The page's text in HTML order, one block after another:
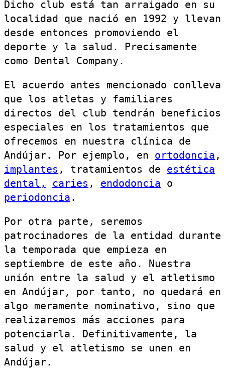
Dicho club está tan arraigado en su
localidad que nació en 1992 y llevan
desde entonces promoviendo el
deporte y la salud. Precisamente
como Dental Company.
El acuerdo antes mencionado conlleva
que los atletas y familiares
directos del club tendrán beneficios
especiales en los tratamientos que
ofrecemos en nuestra clínica de
Andújar. Por ejemplo, en ortodoncia ,
implantes , tratamientos de estética
dental,
caries , endodoncia o
periodoncia .
Por otra parte, seremos
patrocinadores de la entidad durante
la temporada que empieza en
septiembre de este año. Nuestra
unión entre la salud y el atletismo
en Andújar, por tanto, no quedará en
algo meramente nominativo, sino que
realizaremos más acciones para
potenciarla. Definitivamente, la
salud y el atletismo se unen en
Andújar.